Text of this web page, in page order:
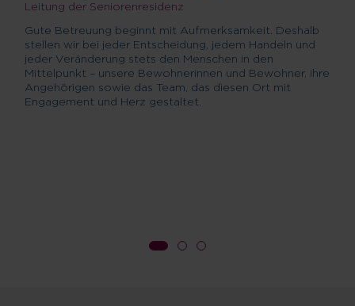
Leitung der Seniorenresidenz
Gute Betreuung beginnt mit Aufmerksamkeit. Deshalb
stellen wir bei jeder Entscheidung, jedem Handeln und
jeder Veränderung stets den Menschen in den
Mittelpunkt – unsere Bewohnerinnen und Bewohner, ihre
Angehörigen sowie das Team, das diesen Ort mit
Engagement und Herz gestaltet.